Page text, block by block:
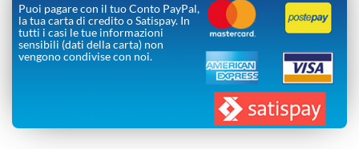
Puoi pagare con il tuo Conto PayPal,
la tua carta di credito o Satispay. In
tutti i casi le tue informazioni
sensibili (dati della carta) non
vengono condivise con noi.